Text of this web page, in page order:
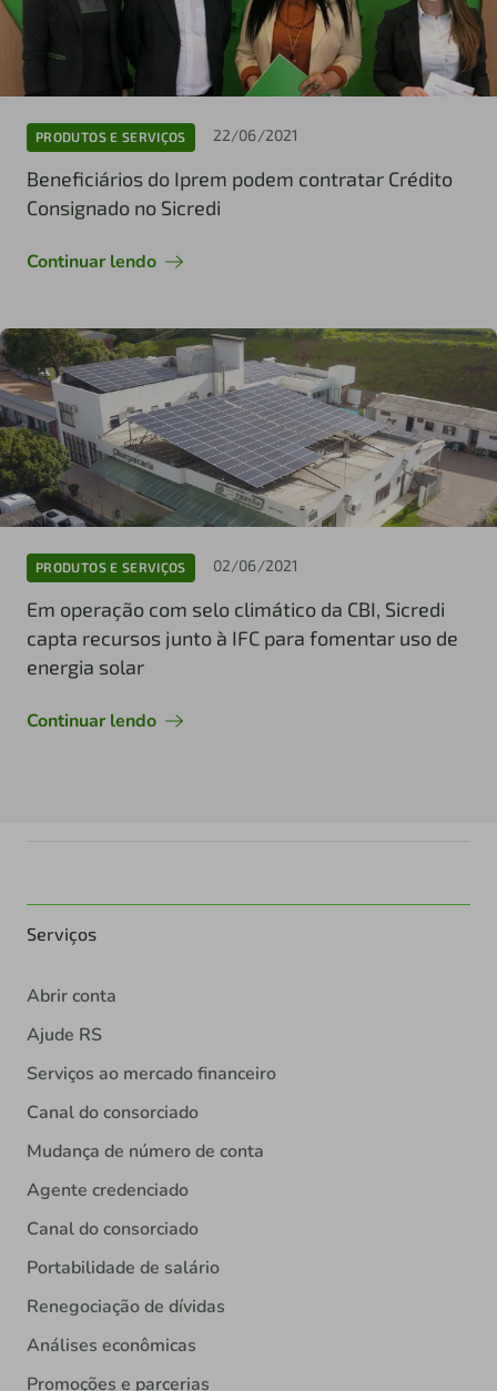
PRODUTOS E SERVIÇOS 22/06/2021
Beneficiários do Iprem podem contratar Crédito
Consignado no Sicredi
Continuar lendo
PRODUTOS E SERVIÇOS 02/06/2021
Em operação com selo climático da CBI, Sicredi
capta recursos junto à IFC para fomentar uso de
energia solar
Continuar lendo
Serviços
Abrir conta
Ajude RS
Serviços ao mercado financeiro
Canal do consorciado
Mudança de número de conta
Agente credenciado
Canal do consorciado
Portabilidade de salário
Renegociação de dívidas
Análises econômicas
Promoções e parcerias